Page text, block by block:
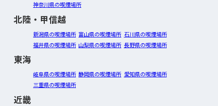
神奈川県の喫煙場所
北陸・甲信越
新潟県の喫煙場所 富山県の喫煙場所 石川県の喫煙場所
福井県の喫煙場所 山梨県の喫煙場所 長野県の喫煙場所
東海
岐阜県の喫煙場所 静岡県の喫煙場所 愛知県の喫煙場所
三重県の喫煙場所
近畿